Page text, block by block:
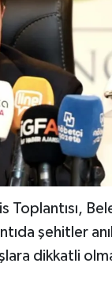
şehitler
dikkatli olma